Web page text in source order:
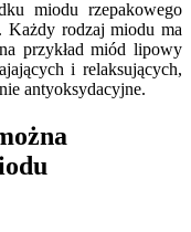
miodu rzepakowego
Każdy rodzaj miodu ma
przykład miód lipowy
i relaksujących,
antyoksydacyjne.